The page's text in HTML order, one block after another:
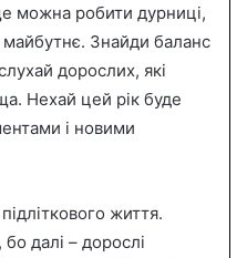
можна робити дурниці,
Знайди баланс
дорослих, які
Нехай цей рік буде
і новими
життя.
далі – дорослі